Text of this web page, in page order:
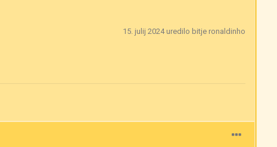
15. julij 2024uredilo bitje ronaldinho